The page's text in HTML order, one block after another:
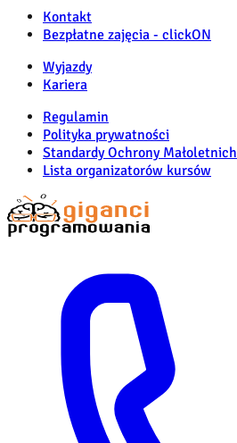
Kontakt
Bezpłatne zajęcia - clickON
Wyjazdy
Kariera
Regulamin
Polityka prywatności
Standardy Ochrony Małoletnich
Lista organizatorów kursów